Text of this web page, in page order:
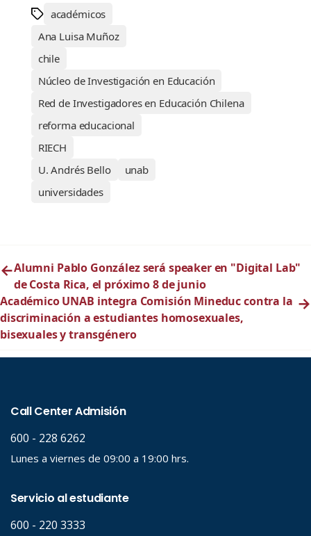
académicos
Ana Luisa Muñoz
chile
Núcleo de Investigación en Educación
Red de Investigadores en Educación Chilena
reforma educacional
RIECH
U. Andrés Bello
unab
universidades
←Alumni Pablo González será speaker en "Digital Lab"
de Costa Rica, el próximo 8 de junio
Académico UNAB integra Comisión Mineduc contra la
discriminación a estudiantes homosexuales,
bisexuales y transgénero
→